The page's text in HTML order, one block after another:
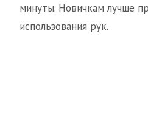
минуты. Новичкам лучше
использования рук.